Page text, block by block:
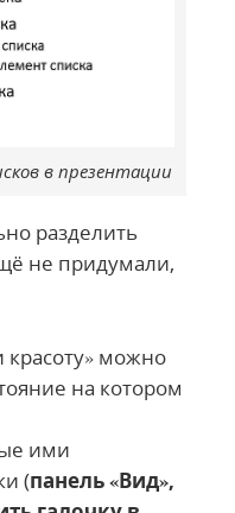
в презентации
разделить
не придумали,
красоту» можно
на котором
ими
(панель «Вид»,